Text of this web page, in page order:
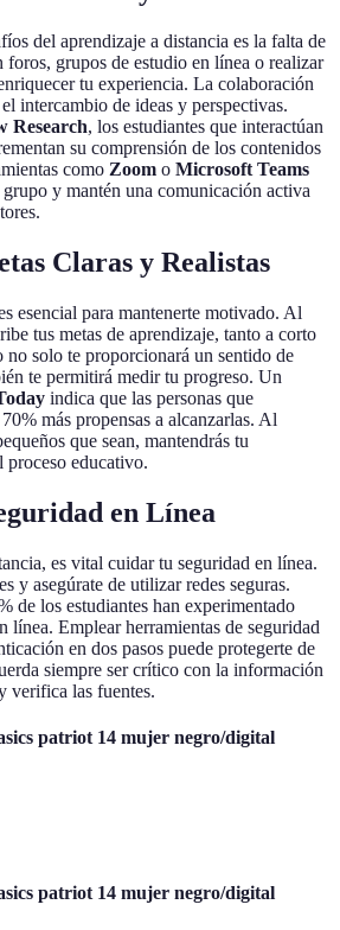
del aprendizaje a distancia es la falta de
grupos de estudio en línea o realizar
tu experiencia. La colaboración
intercambio de ideas y perspectivas.
Research, los estudiantes que interactúan
su comprensión de los contenidos
como Zoom o Microsoft Teams
grupo y mantén una comunicación activa
Claras y Realistas
esencial para mantenerte motivado. Al
tus metas de aprendizaje, tanto a corto
no solo te proporcionará un sentido de
te permitirá medir tu progreso. Un
indica que las personas que
más propensas a alcanzarlas. Al
que sean, mantendrás tu
educativo.
en Línea
es vital cuidar tu seguridad en línea.
y asegúrate de utilizar redes seguras.
de los estudiantes han experimentado
línea. Emplear herramientas de seguridad
en dos pasos puede protegerte de
siempre ser crítico con la información
verifica las fuentes.
patriot 14 mujer negro/digital
patriot 14 mujer negro/digital